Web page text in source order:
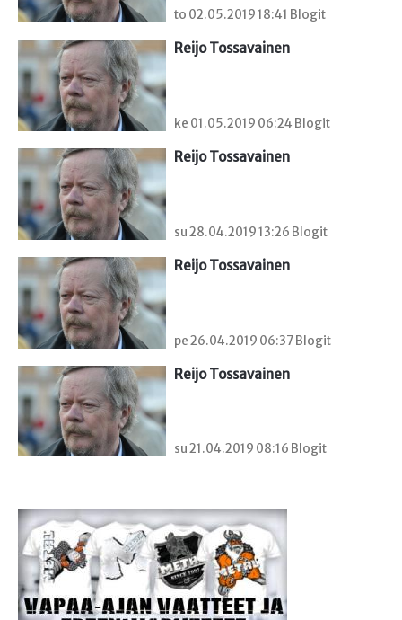
to 02.05.2019 18:41 Blogit
Reijo Tossavainen
ke 01.05.2019 06:24 Blogit
Reijo Tossavainen
su 28.04.2019 13:26 Blogit
Reijo Tossavainen
pe 26.04.2019 06:37 Blogit
Reijo Tossavainen
su 21.04.2019 08:16 Blogit